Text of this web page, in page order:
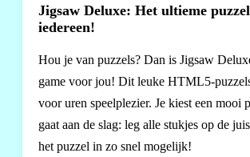
Jigsaw Deluxe: Het ultieme
iedereen!
Hou je van puzzels? Dan is Jigsaw
game voor jou! Dit leuke HTML5-
voor uren speelplezier. Je kiest een mooi
gaat aan de slag: leg alle stukjes op de
het puzzel in zo snel mogelijk!